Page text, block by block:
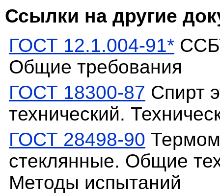
Ссылки на другие
ГОСТ 12.1.004-91*
Общие требования
ГОСТ 18300-87 Спирт
технический.
ГОСТ 28498-90
стеклянные. Общие
Методы испытаний